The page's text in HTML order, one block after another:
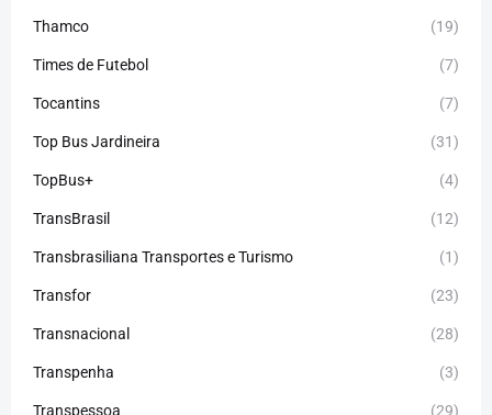
Thamco (19)
Times de Futebol (7)
Tocantins (7)
Top Bus Jardineira (31)
TopBus+ (4)
TransBrasil (12)
Transbrasiliana Transportes e Turismo (1)
Transfor (23)
Transnacional (28)
Transpenha (3)
Transpessoa (29)